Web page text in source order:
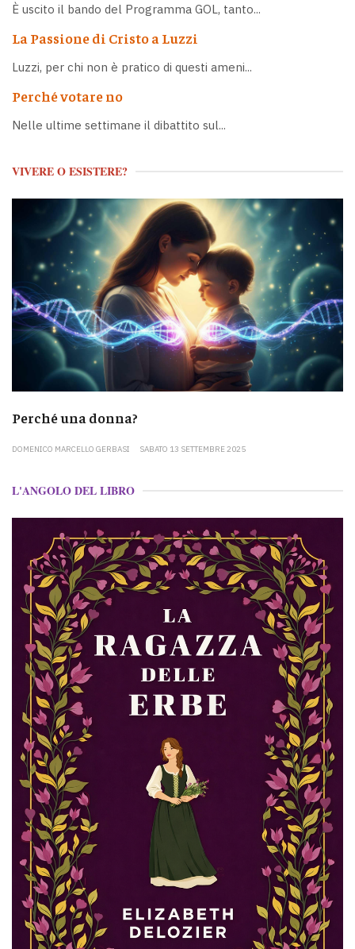
È uscito il bando del Programma GOL, tanto...
La Passione di Cristo a Luzzi
Luzzi, per chi non è pratico di questi ameni...
Perché votare no
Nelle ultime settimane il dibattito sul...
VIVERE O ESISTERE?
Perché una donna?
DOMENICO MARCELLO GERBASI SABATO 13 SETTEMBRE 2025
L'ANGOLO DEL LIBRO